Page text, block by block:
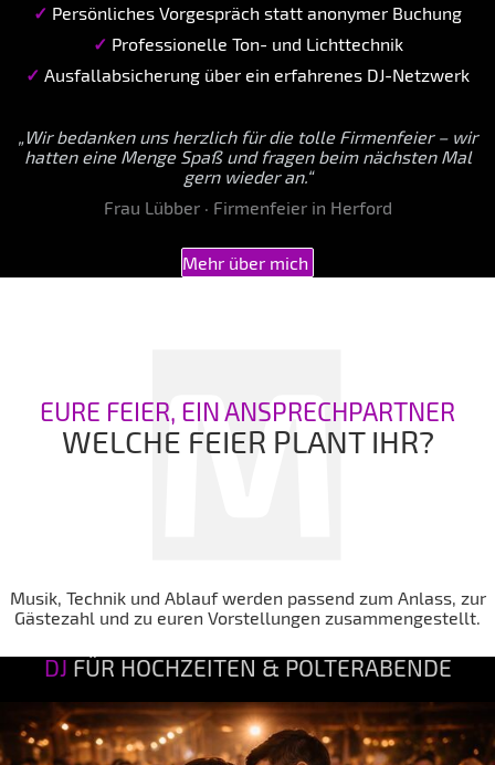
✓ Persönliches Vorgespräch statt anonymer Buchung
✓ Professionelle Ton- und Lichttechnik
✓ Ausfallabsicherung über ein erfahrenes DJ-Netzwerk
„Wir bedanken uns herzlich für die tolle Firmenfeier – wir
hatten eine Menge Spaß und fragen beim nächsten Mal
gern wieder an.“
Frau Lübber · Firmenfeier in Herford
Mehr über mich
EURE FEIER, EIN ANSPRECHPARTNER
WELCHE FEIER PLANT IHR?
Musik, Technik und Ablauf werden passend zum Anlass, zur
Gästezahl und zu euren Vorstellungen zusammengestellt.
DJ FÜR HOCHZEITEN & POLTERABENDE